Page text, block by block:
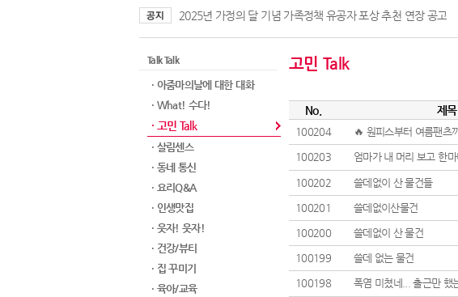
2025년 가정의 달 기념 가족정책 유공자 포상 추천 연장 공고
Talk Talk
· 아줌마의날에 대한 대화​
· What! 수다!
· 고민 Talk
· 살림센스
· 동네 통신
· 요리Q&A
· 인생맛집
· 웃자! 웃자!
· 건강/뷰티
· 집 꾸미기
· 육아/교육
고민 Talk
No. 제목
100204
100203
100202 쓸데없이 산 물건들
100201 쓸데없이산물건
100200 쓸데없이 산 물건
100199 쓸데 없는 물건
100198